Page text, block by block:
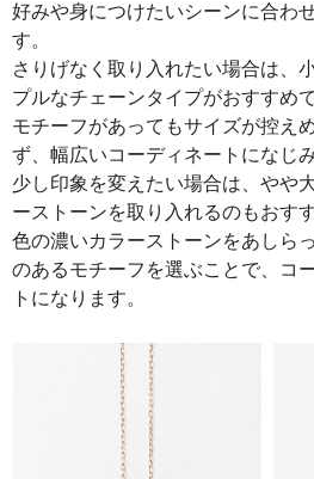
好みや身につけたいシーンに合わ
す。
さりげなく取り入れたい場合は、
プルなチェーンタイプがおすすめ
モチーフがあってもサイズが控え
ず、幅広いコーディネートになじ
少し印象を変えたい場合は、やや
ーストーンを取り入れるのもおす
色の濃いカラーストーンをあしら
のあるモチーフを選ぶことで、コ
トになります。